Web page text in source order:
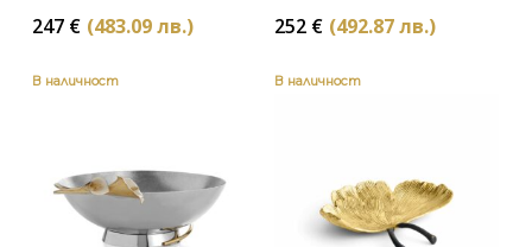
247 € (483.09 лв.) 252 € (492.87 лв.)
В наличност В наличност